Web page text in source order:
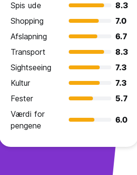
Spis ude
8.3
Shopping
7.0
Afslapning
6.7
Transport
8.3
Sightseeing
7.3
Kultur
7.3
Fester
5.7
Værdi for
pengene
6.0